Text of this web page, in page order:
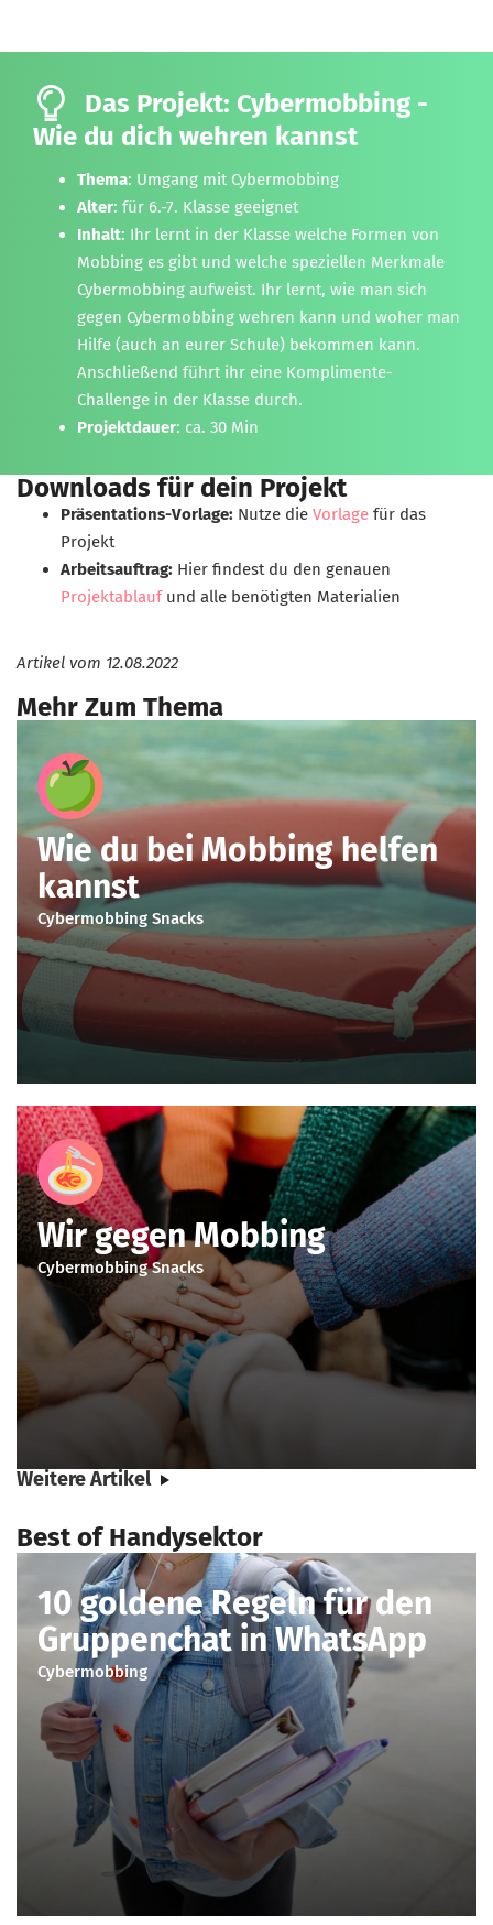
Das Projekt: Cybermobbing -
Wie du dich wehren kannst
Thema: Umgang mit Cybermobbing
Alter: für 6.-7. Klasse geeignet
Inhalt: Ihr lernt in der Klasse welche Formen von
Mobbing es gibt und welche speziellen Merkmale
Cybermobbing aufweist. Ihr lernt, wie man sich
gegen Cybermobbing wehren kann und woher man
Hilfe (auch an eurer Schule) bekommen kann.
Anschließend führt ihr eine Komplimente-
Challenge in der Klasse durch.
Projektdauer: ca. 30 Min
Downloads für dein Projekt
Präsentations-Vorlage: Nutze die Vorlage für das
Projekt
Arbeitsauftrag: Hier findest du den genauen
Projektablaufund alle benötigten Materialien
Artikel vom 12.08.2022
Mehr Zum Thema
Apfel
Wie du bei Mobbing helfen
kannst
Cybermobbing Snacks
Pasta
Wir gegen Mobbing
Cybermobbing Snacks
Weitere Artikel
Best of Handysektor
10 goldene Regeln für den
Gruppenchat in WhatsApp
Cybermobbing